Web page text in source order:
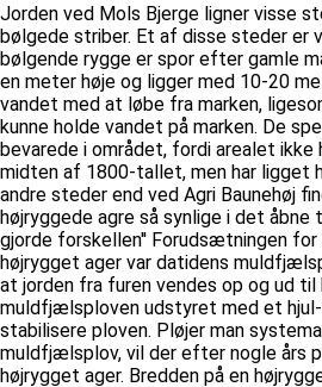
Jorden ved Mols Bjerge ligner visse
bølgede striber. Et af disse steder er
bølgende rygge er spor efter gamle
en meter høje og ligger med 10-20
vandet med at løbe fra marken,
kunne holde vandet på marken. De
bevarede i området, fordi arealet
midten af 1800-tallet, men har ligget
andre steder end ved Agri Baunehøj
højryggede agre så synlige i det
gjorde forskellen'' Forudsætningen for
højrygget ager var datidens
at jorden fra furen vendes op og ud til
muldfjælsploven udstyret med et
stabilisere ploven. Pløjer man
muldfjælsplov, vil der efter nogle års
højrygget ager. Bredden på en